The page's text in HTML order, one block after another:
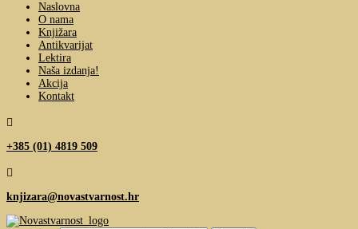
Naslovna
O nama
Knjižara
Antikvarijat
Lektira
Naša izdanja!
Akcija
Kontakt

+385 (01) 4819 509

knjizara@novastvarnost.hr